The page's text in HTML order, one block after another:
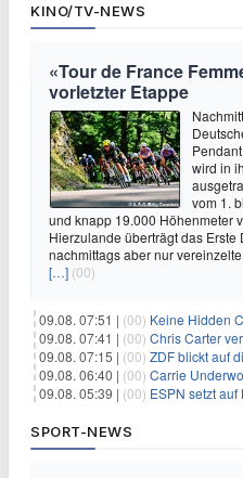
KINO/TV-NEWS
«Tour de France
vorletzter Etappe
wird in
vom 1.
und knapp 19.000 Höhenmeter
Hierzulande überträgt das Erste
nachmittags aber nur
[…] (00)
09.08. 07:51 | (00) Keine Hidden
09.08. 07:41 | (00) Chris Carter veröffentlicht
09.08. 07:15 | (00) ZDF blickt auf die
09.08. 06:40 | (00) Carrie
09.08. 05:39 | (00) ESPN setzt
SPORT-NEWS